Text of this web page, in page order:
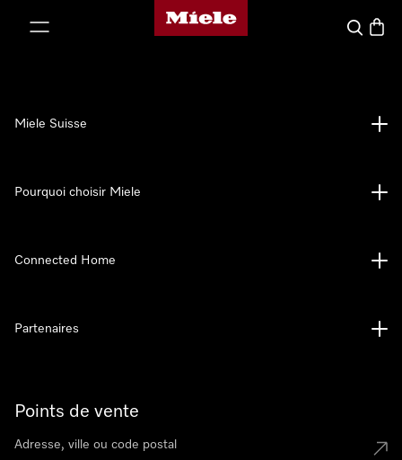
Page d'accueil de Miele
Search
Points de vente
Miele Suisse
Pourquoi choisir Miele
Connected Home
Partenaires